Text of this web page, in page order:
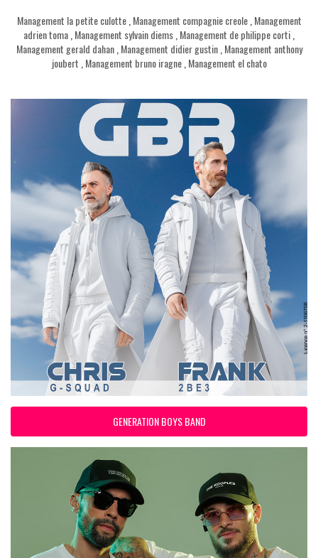
Management la petite culotte, Management compagnie creole, Management
adrien toma Management sylvain diems Management de philippe corti
Management gerald dahan, Management didier gustin, Management anthony
joubert Management bruno iragne, Management el chato
GENERATION BOYS BAND